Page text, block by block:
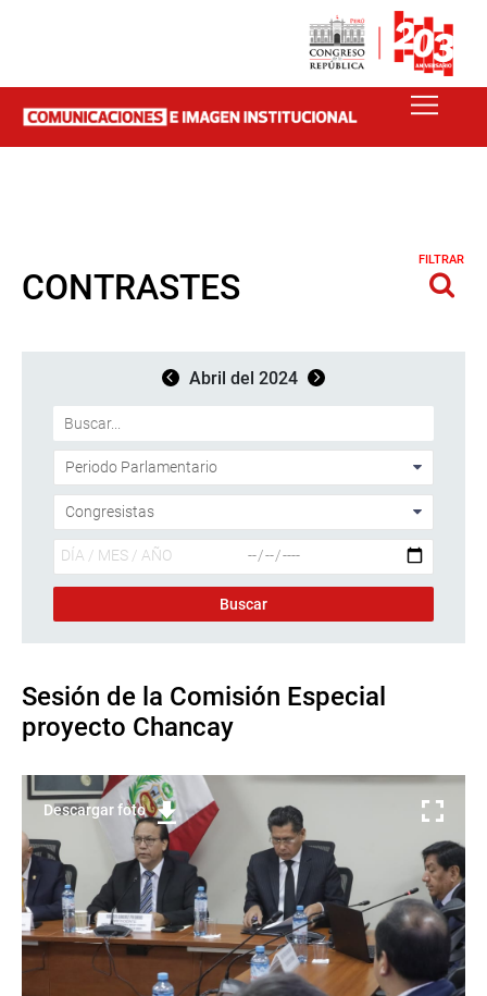
CONTRASTES
FILTRAR
Abril del 2024
Sesión de la Comisión Especial
proyecto Chancay
Descargar foto